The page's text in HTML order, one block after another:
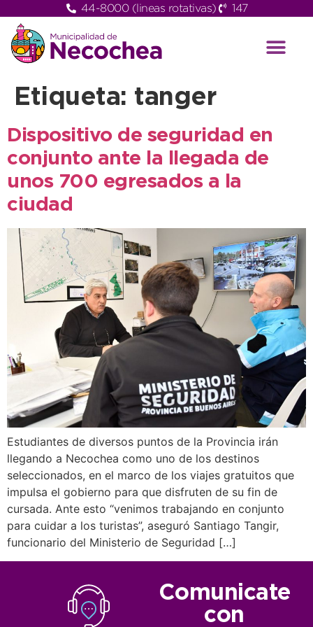
44-8000 (lineas rotativas) 147
Etiqueta: tanger
Dispositivo de seguridad en
conjunto ante la llegada de
unos 700 egresados a la
ciudad
Estudiantes de diversos puntos de la Provincia irán
llegando a Necochea como uno de los destinos
seleccionados, en el marco de los viajes gratuitos que
impulsa el gobierno para que disfruten de su fin de
cursada. Ante esto “venimos trabajando en conjunto
para cuidar a los turistas”, aseguró Santiago Tangir,
funcionario del Ministerio de Seguridad […]
Comunicate
con